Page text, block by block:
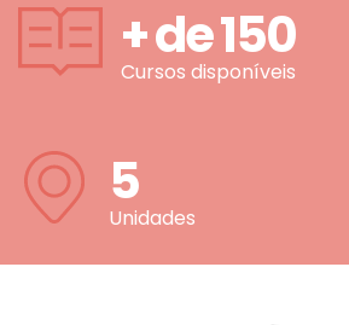
+ de150
Cursos disponíveis
5
Unidades